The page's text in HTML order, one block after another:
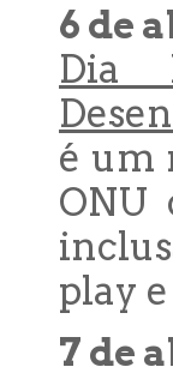
6 de
Dia
é um
ONU
play
7 de